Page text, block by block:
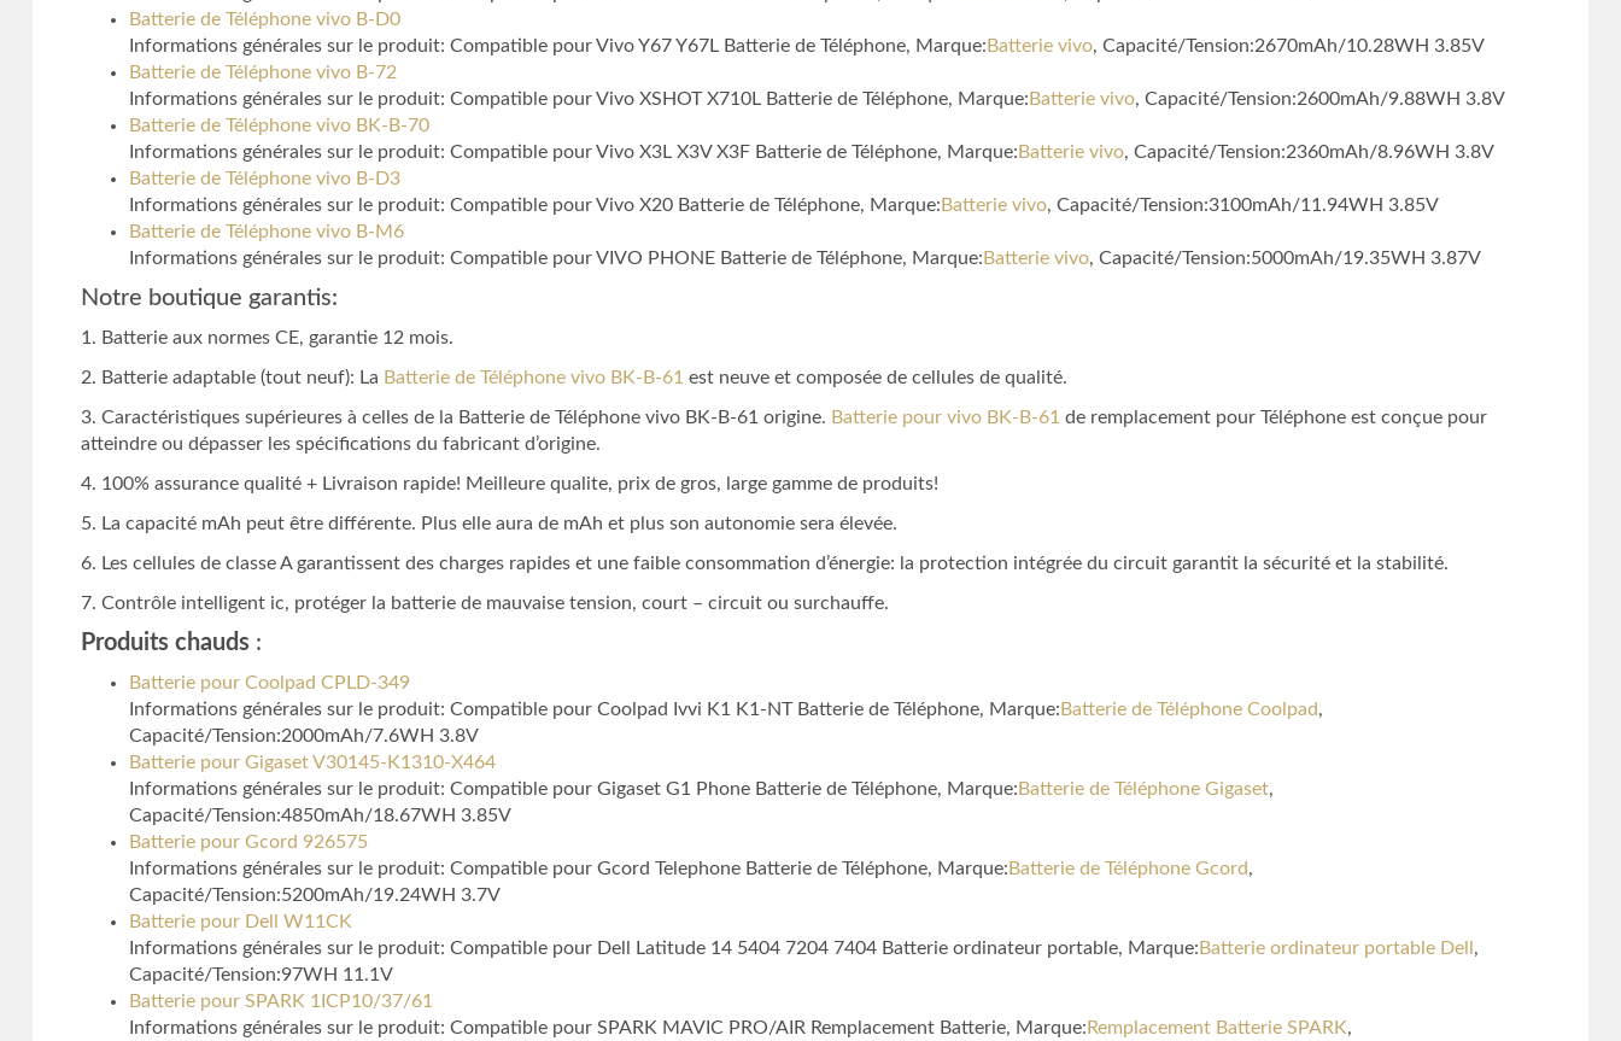
Batterie de Téléphone vivo B-D0
Informations générales sur le produit: Compatible pour Vivo Y67 Y67L Batterie de Téléphone, Marque: Batterie vivo, Capacité/Tension:2670mAh/10.28WH 3.85V
Batterie de Téléphone vivo B-72
Informations générales sur le produit: Compatible pour Vivo XSHOT X710L Batterie de Téléphone, Marque: Batterie vivo, Capacité/Tension:2600mAh/9.88WH 3.8V
Batterie de Téléphone vivo BK-B-70
Informations générales sur le produit: Compatible pour Vivo X3L X3V X3F Batterie de Téléphone, Marque: Batterie vivo, Capacité/Tension:2360mAh/8.96WH 3.8V
Batterie de Téléphone vivo B-D3
Informations générales sur le produit: Compatible pour Vivo X20 Batterie de Téléphone, Marque: Batterie vivo, Capacité/Tension:3100mAh/11.94WH 3.85V
Batterie de Téléphone vivo B-M6
Informations générales sur le produit: Compatible pour VIVO PHONE Batterie de Téléphone, Marque: Batterie vivo, Capacité/Tension:5000mAh/19.35WH 3.87V
Notre boutique garantis:
1. Batterie aux normes CE, garantie 12 mois.
2. Batterie adaptable (tout neuf): La Batterie de Téléphone vivo BK-B-61 est neuve et composée de cellules de qualité.
3. Caractéristiques supérieures à celles de la Batterie de Téléphone vivo BK-B-61 origine. Batterie pour vivo BK-B-61 de remplacement pour Téléphone est conçue pour
atteindre ou dépasser les spécifications du fabricant d’origine.
4. 100% assurance qualité + Livraison rapide! Meilleure qualite, prix de gros, large gamme de produits!
5. La capacité mAh peut être différente. Plus elle aura de mAh et plus son autonomie sera élevée.
6. Les cellules de classe A garantissent des charges rapides et une faible consommation d’énergie: la protection intégrée du circuit garantit la sécurité et la stabilité.
7. Contrôle intelligent ic, protéger la batterie de mauvaise tension, court – circuit ou surchauffe.
Produits chauds :
Batterie pour Coolpad CPLD-349
Informations générales sur le produit: Compatible pour Coolpad Ivvi K1 K1-NT Batterie de Téléphone, Marque: Batterie de Téléphone Coolpad,
Capacité/Tension:2000mAh/7.6WH 3.8V
Batterie pour Gigaset V30145-K1310-X464
Informations générales sur le produit: Compatible pour Gigaset G1 Phone Batterie de Téléphone, Marque: Batterie de Téléphone Gigaset,
Capacité/Tension:4850mAh/18.67WH 3.85V
Batterie pour Gcord 926575
Informations générales sur le produit: Compatible pour Gcord Telephone Batterie de Téléphone, Marque: Batterie de Téléphone Gcord,
Capacité/Tension:5200mAh/19.24WH 3.7V
Batterie pour Dell W11CK
Informations générales sur le produit: Compatible pour Dell Latitude 14 5404 7204 7404 Batterie ordinateur portable, Marque: Batterie ordinateur portable Dell ,
Capacité/Tension:97WH 11.1V
Batterie pour SPARK 1ICP10/37/61
Informations générales sur le produit: Compatible pour SPARK MAVIC PRO/AIR Remplacement Batterie, Marque: Remplacement Batterie SPARK,